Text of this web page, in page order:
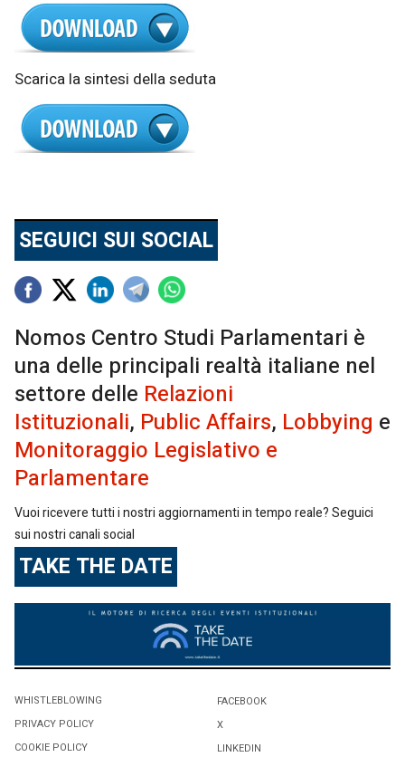
Scarica la sintesi della seduta
SEGUICI SUI SOCIAL
Nomos Centro Studi Parlamentari è
una delle principali realtà italiane nel
settore delle Relazioni
Istituzionali, Public Affairs, Lobbying e
Monitoraggio Legislativo e
Parlamentare
Vuoi ricevere tutti i nostri aggiornamenti in tempo reale? Seguici
sui nostri canali social
TAKE THE DATE
WHISTLEBLOWING
PRIVACY POLICY
COOKIE POLICY
FACEBOOK
X
LINKEDIN